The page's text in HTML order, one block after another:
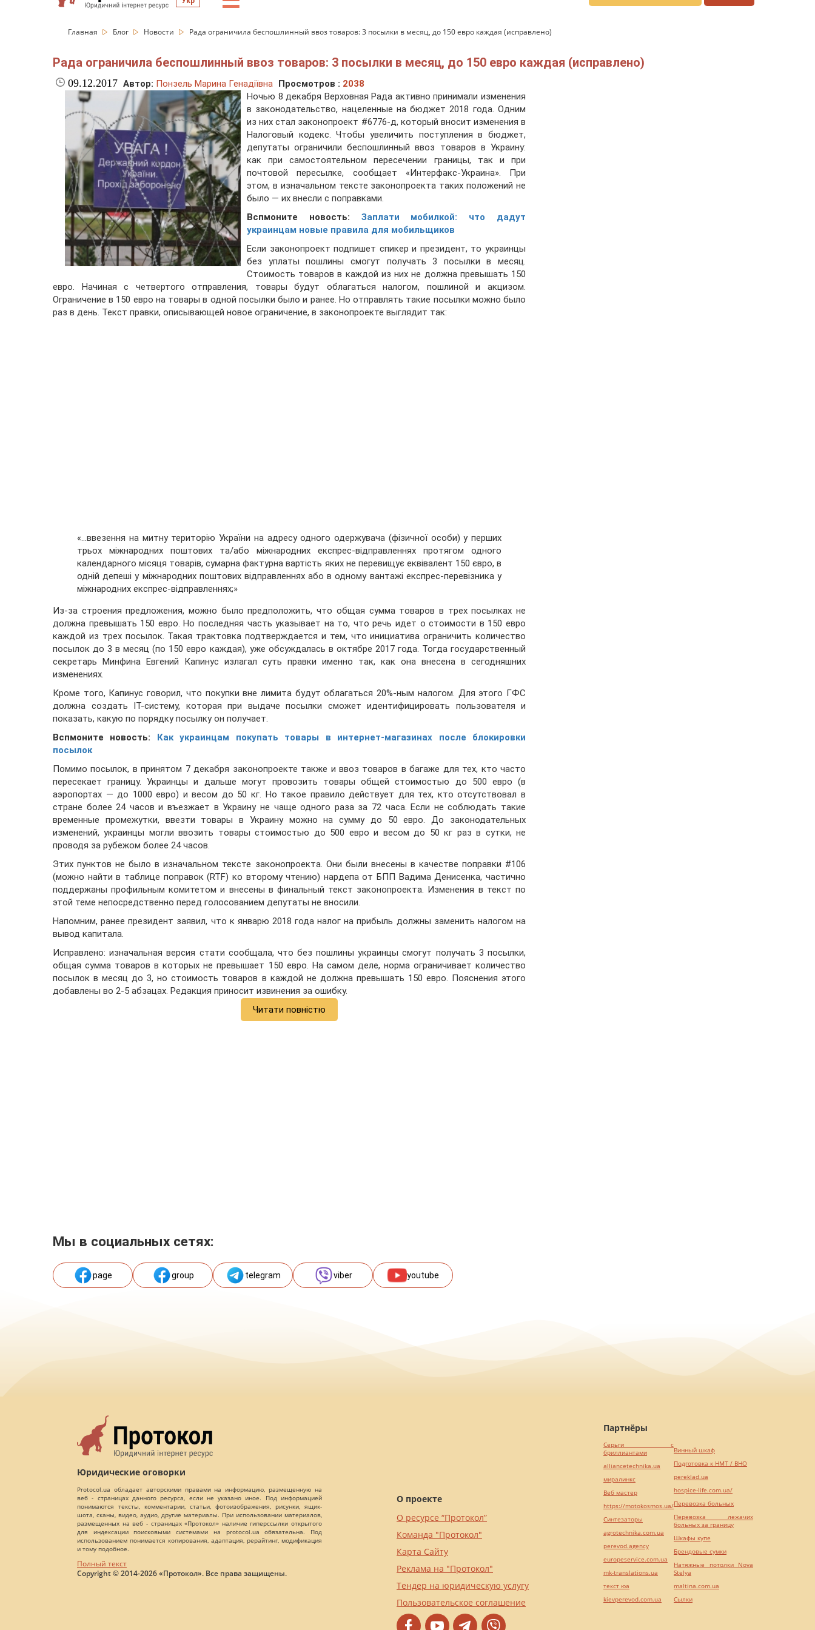
Главная Блог Новости Рада ограничила беспошлинный ввоз товаров: 3 посылки в месяц, до 150 евро каждая (исправлено)
Рада ограничила беспошлинный ввоз товаров: 3 посылки в месяц, до 150 евро каждая (исправлено)
09.12.2017 Автор: Понзель Марина Генадіївна Просмотров : 2038
Ночью 8 декабря Верховная Рада активно принимали изменения
в законодательство, нацеленные на бюджет 2018 года. Одним
из них стал законопроект #6776-д, который вносит изменения в
Налоговый кодекс. Чтобы увеличить поступления в бюджет,
депутаты ограничили беспошлинный ввоз товаров в Украину:
как при самостоятельном пересечении границы, так и при
почтовой пересылке, сообщает «Интерфакс-Украина». При
этом, в изначальном тексте законопроекта таких положений не
было — их внесли с поправками.
Вспмоните новость: Заплати мобилкой: что дадут
украинцам новые правила для мобильщиков
Если законопроект подпишет спикер и президент, то украинцы
без уплаты пошлины смогут получать 3 посылки в месяц.
Стоимость товаров в каждой из них не должна превышать 150
евро. Начиная с четвертого отправления, товары будут облагаться налогом, пошлиной и акцизом.
Ограничение в 150 евро на товары в одной посылки было и ранее. Но отправлять такие посылки можно было
раз в день. Текст правки, описывающей новое ограничение, в законопроекте выглядит так:
«…ввезення на митну територію України на адресу одного одержувача (фізичної особи) у перших
трьох міжнародних поштових та/або міжнародних експрес-відправленнях протягом одного
календарного місяця товарів, сумарна фактурна вартість яких не перевищує еквівалент 150 євро, в
одній депеші у міжнародних поштових відправленнях або в одному вантажі експрес-перевізника у
міжнародних експрес-відправленнях;»
Из-за строения предложения, можно было предположить, что общая сумма товаров в трех посылках не
должна превышать 150 евро. Но последняя часть указывает на то, что речь идет о стоимости в 150 евро
каждой из трех посылок. Такая трактовка подтверждается и тем, что инициатива ограничить количество
посылок до 3 в месяц (по 150 евро каждая), уже обсуждалась в октябре 2017 года. Тогда государственный
секретарь Минфина Евгений Капинус излагал суть правки именно так, как она внесена в сегодняшних
изменениях.
Кроме того, Капинус говорил, что покупки вне лимита будут облагаться 20%-ным налогом. Для этого ГФС
должна создать IT-систему, которая при выдаче посылки сможет идентифицировать пользователя и
показать, какую по порядку посылку он получает.
Вспмоните новость:
Как украинцам покупать товары в интернет-магазинах после блокировки
посылок
Помимо посылок, в принятом 7 декабря законопроекте также и ввоз товаров в багаже для тех, кто часто
пересекает границу. Украинцы и дальше могут провозить товары общей стоимостью до 500 евро (в
аэропортах — до 1000 евро) и весом до 50 кг. Но такое правило действует для тех, кто отсутствовал в
стране более 24 часов и въезжает в Украину не чаще одного раза за 72 часа. Если не соблюдать такие
временные промежутки, ввезти товары в Украину можно на сумму до 50 евро. До законодательных
изменений, украинцы могли ввозить товары стоимостью до 500 евро и весом до 50 кг раз в сутки, не
проводя за рубежом более 24 часов.
Этих пунктов не было в изначальном тексте законопроекта. Они были внесены в качестве поправки #106
(можно найти в таблице поправок (RTF) ко второму чтению) нардепа от БПП Вадима Денисенка, частично
поддержаны профильным комитетом и внесены в финальный текст законопроекта. Изменения в текст по
этой теме непосредственно перед голосованием депутаты не вносили.
Напомним, ранее президент заявил, что к январю 2018 года налог на прибыль должны заменить налогом на
вывод капитала.
Исправлено: изначальная версия стати сообщала, что без пошлины украинцы смогут получать 3 посылки,
общая сумма товаров в которых не превышает 150 евро. На самом деле, норма ограничивает количество
посылок в месяц до 3, но стоимость товаров в каждой не должна превышать 150 евро. Пояснения этого
добавлены во 2-5 абзацах. Редакция приносит извинения за ошибку.
Читати повністю
Мы в социальных сетях:
page group telegram viber youtube
Юридические оговорки
Protocol.ua обладает авторскими правами на информацию, размещенную на
веб - страницах данного ресурса, если не указано иное. Под информацией
понимаются тексты, комментарии, статьи, фотоизображения, рисунки, ящик-
шота, сканы, видео, аудио, другие материалы. При использовании материалов,
размещенных на веб - страницах «Протокол» наличие гиперссылки открытого
для индексации поисковыми системами на protocol.ua обязательна. Под
использованием понимается копирования, адаптация, рерайтинг, модификация
и тому подобное.
Полный текст
Copyright © 2014-2026 «Протокол». Все права защищены.
О проекте
О ресурсе “Протокол”
Команда "Протокол"
Карта Сайту
Реклама на "Протокол"
Тендер на юридическую услугу
Пользовательское соглашение
Партнёры
Серьги с
бриллиантами
alliancetechnika.ua
миралинкс
Веб мастер
https://motokosmos.ua/
Синтезаторы
agrotechnika.com.ua
perevod.agency
europeservice.com.ua
mk-translations.ua
текст юа
kievperevod.com.ua
Винный шкаф
Подготовка к НМТ / ВНО
pereklad.ua
hospice-life.com.ua/
Перевозка больных
Перевозка лежачих
больных за границу
Шкафы купе
Брендовые сумки
Натяжные потолки Nova
Stelya
maltina.com.ua
Cылки